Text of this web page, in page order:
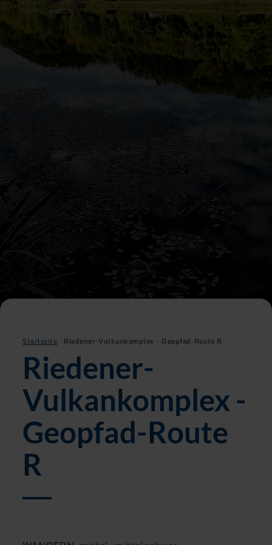
Startseite Riedener-Vulkankomplex - Geopfad-Route R
Riedener-
Vulkankomplex -
Geopfad-Route
R